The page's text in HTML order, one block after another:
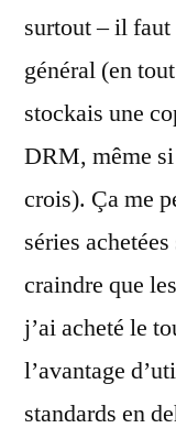
surtout – il faut
général (en
stockais une
DRM, même si
crois). Ça me
séries
craindre que
j’ai acheté le
l’avantage
standards en